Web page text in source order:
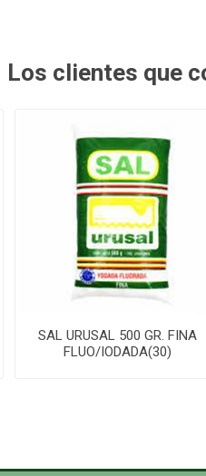
Los clientes que
SAL URUSAL 500 GR. FINA
FLUO/IODADA(30)